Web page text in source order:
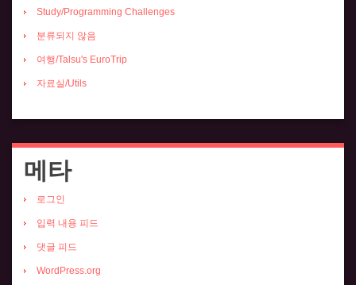
Study/Programming Challenges
분류되지 않음
여행/Talsu's EuroTrip
자료실/Utils
메타
로그인
입력 내용 피드
댓글 피드
WordPress.org